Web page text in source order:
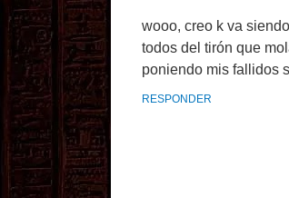
wooo, creo k va
todos del tirón que
poniendo mis fallidos
RESPONDER